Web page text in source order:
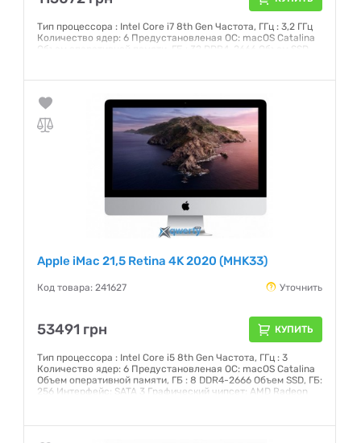
Тип процессора : Intel Core i7 8th Gen Частота, ГГц : 3,2 ГГц
Количество ядер: 6 Предустановленая ОС: macOS Catalina
Объем оперативной памяти, ГБ : 32 DDR4-2666 Объем SSD,
C), 4xUSB 3.0, Head-Out Экран: 21,5 (4096x2304) IPS
Сенсорный: нет
Гарантия: 12 месяцев
Apple iMac 21,5 Retina 4K 2020 (MHK33)
Код товара: 241627 Уточнить
53491 грн КУПИТЬ
Тип процессора : Intel Core i5 8th Gen Частота, ГГц : 3
Количество ядер: 6 Предустановленая ОС: macOS Catalina
Объем оперативной памяти, ГБ : 8 DDR4-2666 Объем SSD, ГБ:
256 Интерфейс: SATA 3 Графический чипсет: AMD Radeon
Сенсорный: нет